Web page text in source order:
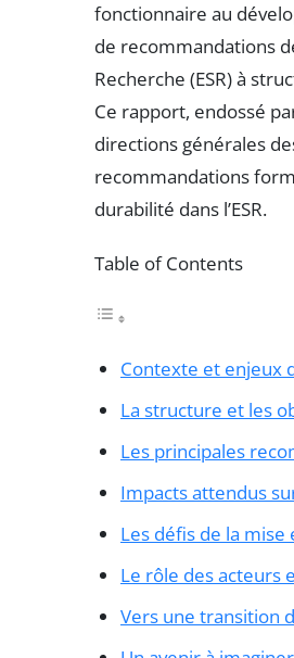
fonctionnaire au
de recommandations
Recherche (ESR) à
Ce rapport, endossé
directions générales
recommandations
durabilité dans l’ESR.
Table of Contents
Contexte et enjeux
La structure et les
Les principales
Impacts attendus
Les défis de la
Le rôle des acteurs
Vers une transition